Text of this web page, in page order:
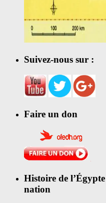
Suivez-nous sur :
Faire un don
Histoire de
nation